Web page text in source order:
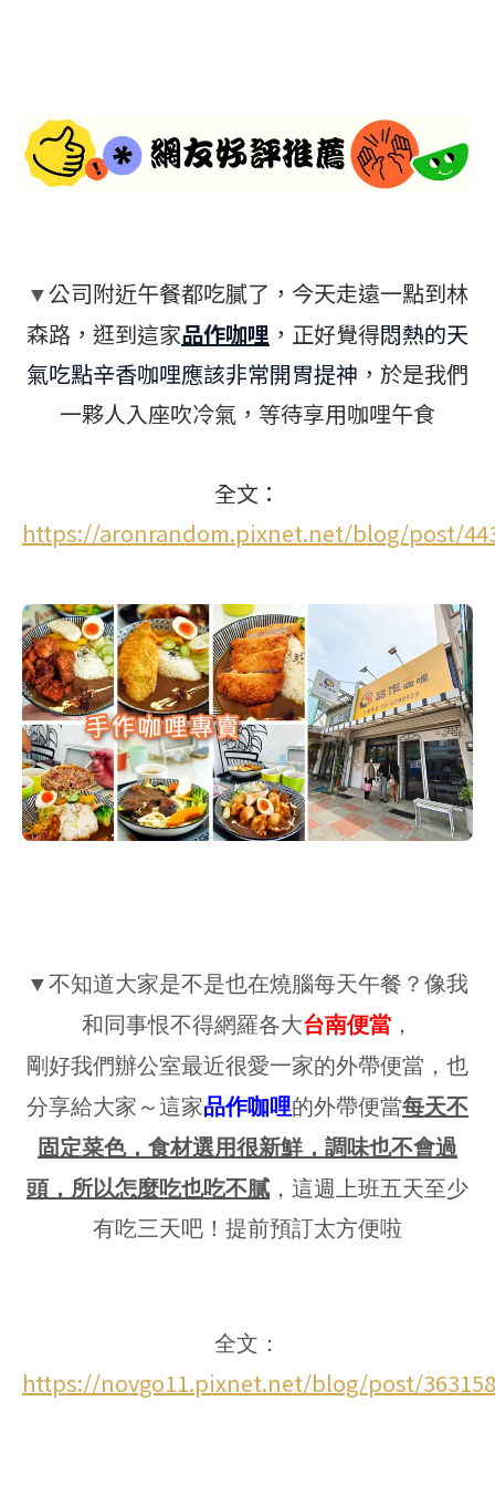
▼公司附近午餐都吃膩了，今天走遠一點到林
森路，逛到這家品作咖哩 ，正好覺得悶熱的天
氣吃點辛香咖哩應該非常開胃提神 ，於是我們
一夥人入座吹冷氣，等待享用咖哩午食
全文：
https://aronrandom.pixnet.net/blog/post/
▼不知道大家是不是也在燒腦每天午餐？像我
和同事恨不得網羅各大台南便當 ，
剛好我們辦公室最近很愛一家的外帶便當，也
分享給大家～這家品作咖哩的外帶便當每天不
固定菜色，食材選用很新鮮，調味也不會過
頭，所以怎麼吃也吃不膩 ，這週上班五天至少
有吃三天吧！提前預訂太方便啦
全文：
https://novgo11.pixnet.net/blog/post/